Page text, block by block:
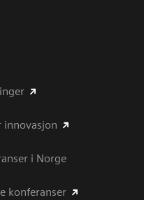
innovasjon
i Norge
konferanser